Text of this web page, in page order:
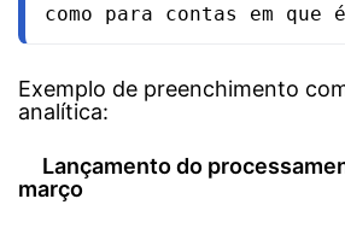
como para contas em que
Exemplo de preenchimento
analítica:
Lançamento do
março